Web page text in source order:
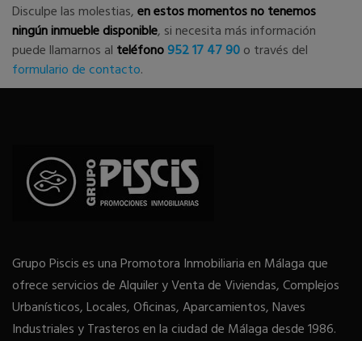
Disculpe las molestias,en estos momentos no tenemos
ningún inmueble disponible, si necesita más información
puede llamarnos al teléfono952 17 47 90o través del
formulario de contacto.
Grupo Piscis es una Promotora Inmobiliaria en Málaga que
ofrece servicios de Alquiler y Venta de Viviendas, Complejos
Urbanísticos, Locales, Oficinas, Aparcamientos, Naves
Industriales y Trasteros en la ciudad de Málaga desde 1986.